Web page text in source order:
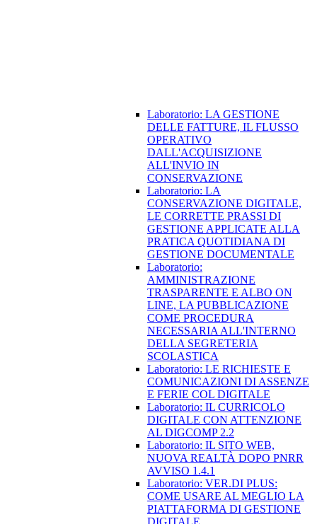
Laboratorio: LA GESTIONE
DELLE FATTURE, IL FLUSSO
OPERATIVO
DALL'ACQUISIZIONE
ALL'INVIO IN
CONSERVAZIONE
Laboratorio: LA
CONSERVAZIONE DIGITALE,
LE CORRETTE PRASSI DI
GESTIONE APPLICATE ALLA
PRATICA QUOTIDIANA DI
GESTIONE DOCUMENTALE
Laboratorio:
AMMINISTRAZIONE
TRASPARENTE E ALBO ON
LINE, LA PUBBLICAZIONE
COME PROCEDURA
NECESSARIA ALL'INTERNO
DELLA SEGRETERIA
SCOLASTICA
Laboratorio: LE RICHIESTE E
COMUNICAZIONI DI ASSENZE
E FERIE COL DIGITALE
Laboratorio: IL CURRICOLO
DIGITALE CON ATTENZIONE
AL DIGCOMP 2.2
Laboratorio: IL SITO WEB,
NUOVA REALTÀ DOPO PNRR
AVVISO 1.4.1
Laboratorio: VER.DI PLUS:
COME USARE AL MEGLIO LA
PIATTAFORMA DI GESTIONE